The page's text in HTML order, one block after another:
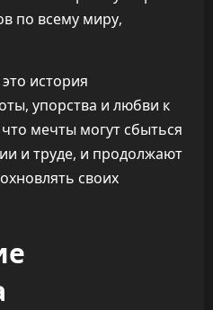
по всему миру,
история
упорства и любви к
мечты могут сбыться
и труде, и продолжают
своих